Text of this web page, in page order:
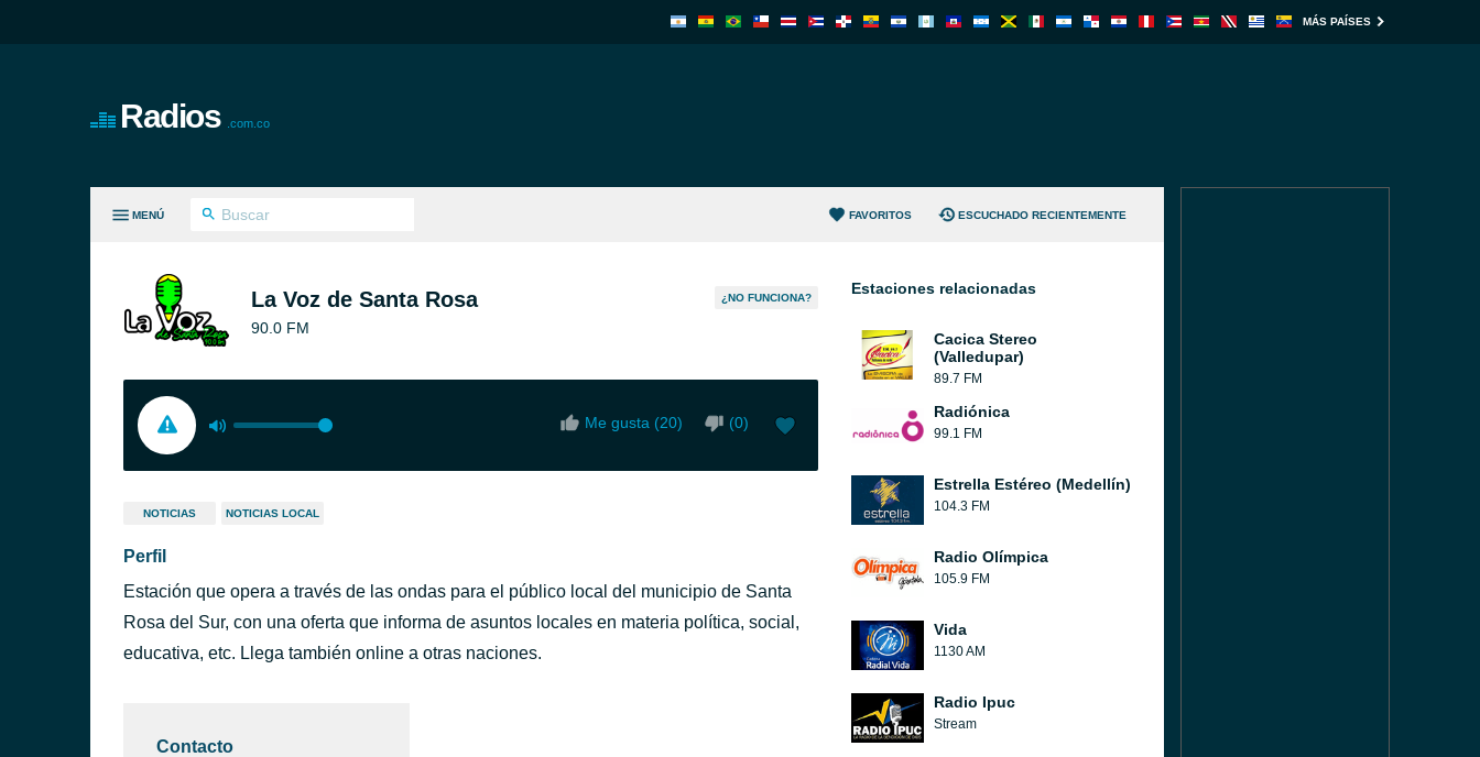
MÁS PAÍSES
Radios .com.co
MENÚ FAVORITOS ESCUCHADO RECIENTEMENTE
La Voz de Santa Rosa
90.0 FM
¿NO FUNCIONA?
Me gusta (20) (0)
NOTICIAS NOTICIAS LOCAL
Perfil
Estación que opera a través de las ondas para el público local del municipio de Santa
Rosa del Sur, con una oferta que informa de asuntos locales en materia política, social,
educativa, etc. Llega también online a otras naciones.
Contacto
Estaciones relacionadas
Cacica Stereo
(Valledupar)
89.7 FM
Radiónica
99.1 FM
Estrella Estéreo (Medellín)
104.3 FM
Radio Olímpica
105.9 FM
Vida
1130 AM
Radio Ipuc
Stream